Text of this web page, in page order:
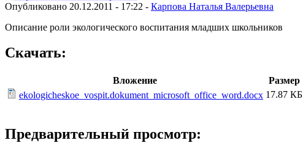
Опубликовано 20.12.2011 - 17:22 - Карпова Наталья Валерьевна
Описание роли экологического воспитания младших школьников
Скачать:
Вложение
Размер
ekologicheskoe_vospit.dokument_microsoft_office_word.docx 17.87 КБ
Предварительный просмотр: